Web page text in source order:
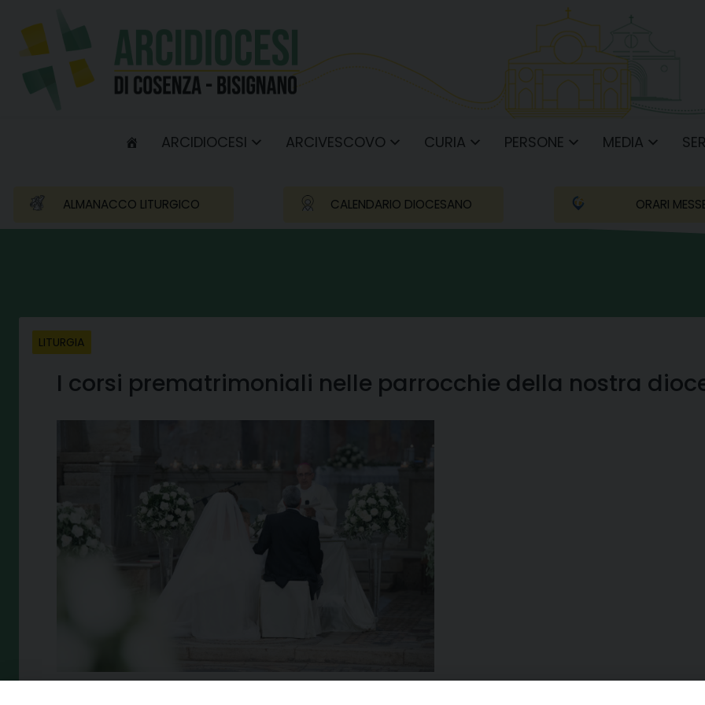
content
ARCIDIOCESI ARCIVESCOVO CURIA PERSONE MEDIA
ALMANACCO LITURGICO CALENDARIO DIOCESANO ORARI
LITURGIA
I corsi prematrimoniali nelle parrocchie della nostra